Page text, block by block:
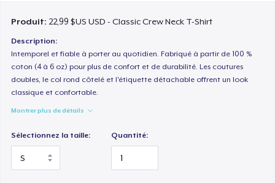
Produit: 22,99 $US USD - Classic Crew Neck T-Shirt
Description:
Intemporel et fiable à porter au quotidien. Fabriqué à partir de 100 %
coton (4 à 6 oz) pour plus de confort et de durabilité. Les coutures
doubles, le col rond côtelé et l'étiquette détachable offrent un look
classique et confortable.
Montrer plus de détails
Sélectionnez la taille: Quantité: